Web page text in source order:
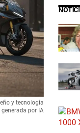
y tecnología
por IA